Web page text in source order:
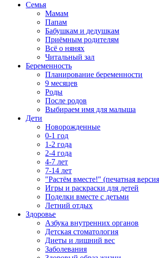
Семья
Мамам
Папам
Бабушкам и дедушкам
Приёмным родителям
Всё о нянях
Читальный зал
Беременность
Планирование беременности
9 месяцев
Роды
После родов
Выбираем имя для малыша
Дети
Новорожденные
0-1 год
1-2 года
2-4 года
4-7 лет
7-14 лет
"Растём вместе!" (печатная
Игры и раскраски для детей
Поделки вместе с детьми
Летний отдых
Здоровье
Азбука внутренних органов
Детская стоматология
Диеты и лишний вес
Заболевания